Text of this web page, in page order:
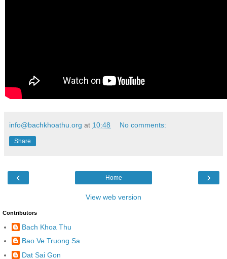
info@bachkhoathu.org at 10:48 No comments:
Share
‹ ›
Home
View web version
Contributors
Bach Khoa Thu
Bao Ve Truong Sa
Dat Sai Gon